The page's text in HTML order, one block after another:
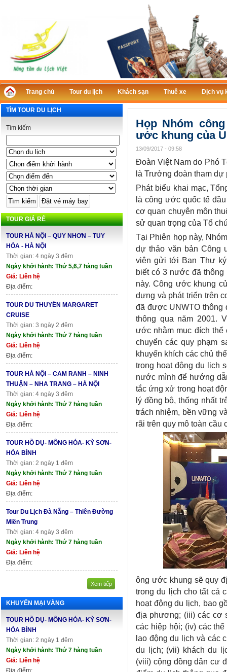
Trang chủ Tour du lịch Khách sạn Thuê xe Dịch vụ
TÌM TOUR DU LỊCH
Tìm kiếm
TOUR GIÁ RẺ
TOUR HÀ NỘI – QUY NHƠN – TUY
HÒA - HÀ NỘI
Thời gian: 4 ngày 3 đêm
Ngày khởi hành: Thứ 5,6,7 hàng tuần
Giá: Liên hệ
Địa điểm:
TOUR DU THUYỀN MARGARET
CRUISE
Thời gian: 3 ngày 2 đêm
Ngày khởi hành: Thứ 7 hàng tuần
Giá: Liên hệ
Địa điểm:
TOUR HÀ NỘI – CAM RANH – NINH
THUẬN – NHA TRANG – HÀ NỘI
Thời gian: 4 ngày 3 đêm
Ngày khởi hành: Thứ 7 hàng tuần
Giá: Liên hệ
Địa điểm:
TOUR HỒ DỤ- MÔNG HÓA- KỲ SƠN-
HÒA BÌNH
Thời gian: 2 ngày 1 đêm
Ngày khởi hành: Thứ 7 hàng tuần
Giá: Liên hệ
Địa điểm:
Tour Du Lịch Đà Nẵng – Thiên Đường
Miền Trung
Thời gian: 4 ngày 3 đêm
Ngày khởi hành: Thứ 7 hàng tuần
Giá: Liên hệ
Địa điểm:
Xem tiếp
KHUYẾN MẠI VÀNG
TOUR HỒ DỤ- MÔNG HÓA- KỲ SƠN-
HÒA BÌNH
Thời gian: 2 ngày 1 đêm
Ngày khởi hành: Thứ 7 hàng tuần
Giá: Liên hệ
Địa điểm:
Họp Nhóm
ước khung của
13/09/2017 - 09:58
Đoàn Việt Nam do Phó
là Trưởng đoàn tham dự
Phát biểu khai mạc,
là công ước quốc tế
cơ quan chuyên môn
sử quan trọng của Tổ
Tại Phiên họp này,
dự thảo văn bản Công
viên gửi tới Ban Thư ký
biết có 3 nước đã
này. Công ước khung
dựng và phát triển trên
đã được UNWTO thông
thông qua năm 2001.
ước nhằm mục đích thể
chuyển các quy phạm
khuyến khích các chủ
trong hoạt động du lịch
nước mình để hướng
tắc ứng xử trong hoạt
lý đồng bộ, thống nhất
trách nhiệm, bền vững
rãi trên quy mô toàn cầu
ông ước khung sẽ quy
trong du lịch cho tất cả
hoạt động du lịch, bao
địa phương; (iii) các cơ
các hiệp hội; (iv) các
lao động du lịch và các
du lịch; (vii) khách du
(viii) cộng đồng dân cư